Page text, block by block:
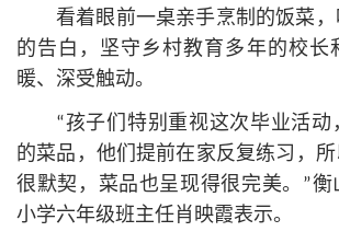
看着眼前一桌亲手烹制的饭菜
的告白，坚守乡村教育多年的校长
暖、深受触动。
“孩子们特别重视这次毕业活
的菜品，他们提前在家反复练习，
很默契，菜品也呈现得很完美。”
小学六年级班主任肖映霞表示。